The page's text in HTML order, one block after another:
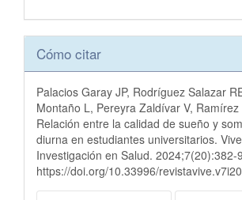
Detalles
del
artículo
Cómo citar
Palacios Garay JP, Rodríguez Salazar
Montaño L, Pereyra Zaldívar V, Ramírez
Relación entre la calidad de sueño y
diurna en estudiantes universitarios.
Investigación en Salud. 2024;7(20):382-
https://doi.org/10.33996/